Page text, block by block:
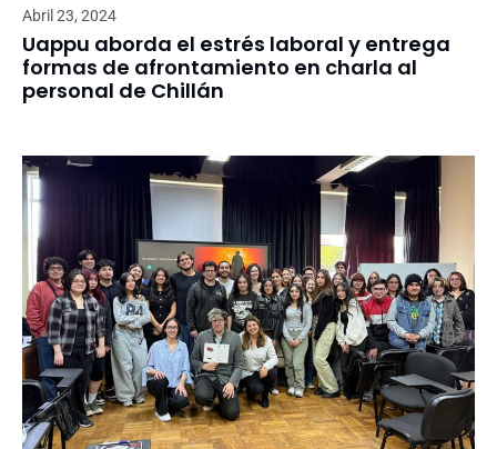
Abril 23, 2024
Uappu aborda el estrés laboral y entrega
formas de afrontamiento en charla al
personal de Chillán